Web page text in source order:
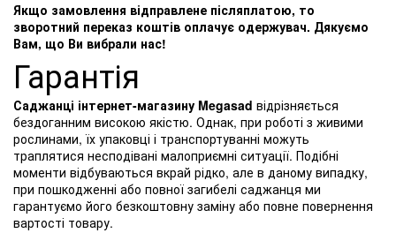
Якщо замовлення відправлене післяплатою, то
зворотний переказ коштів оплачує одержувач. Дякуємо
Вам, що Ви вибрали нас!
Гарантія
Саджанці інтернет-магазину Megasad відрізняється
бездоганним високою якістю. Однак, при роботі з живими
рослинами, їх упаковці і транспортуванні можуть
траплятися несподівані малоприємні ситуації. Подібні
моменти відбуваються вкрай рідко, але в даному випадку,
при пошкодженні або повної загибелі саджанця ми
гарантуємо його безкоштовну заміну або повне повернення
вартості товару.